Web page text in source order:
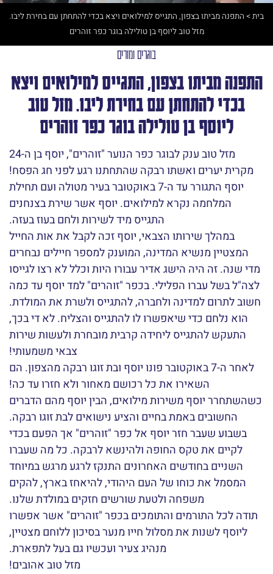
בית> התפנה מביתו בצפון, התגייס למילואים ויצא בכדי להתחתן עם בחירת ליבו.
מזל טוב ליוסף בן טולילה בוגר כפר זוהרים
בוגרים ומורים
התפנה מביתו בצפון, התגייס למילואים ויצא
בכדי להתחתן עם בחירת ליבו. מזל טוב
ליוסף בן טולילה בוגר כפר זוהרים
מזל טוב ענק לבוגר כפר הנוער "זוהרים", יוסף בן ה-24
מקרית יערים ואשתו רבקה שהתחתנו רגע לפני חג הפסח!
יוסף התגורר עד ה-7 באוקטובר בעיר מטולה ועם תחילת
המלחמה נקרא למילואים. יוסף אשר שירת בצנחנים
התגייס מיד לשירות ולחם בעוז בעזה.
במהלך שירותו הצבאי, יוסף זכה לקבל את אות החייל
המצטיין מנשיא המדינה, המוענק למספר חיילים נבחרים
מדי שנה. זה היה הישג אדיר עבורו היות וכלל לא רצו לגייסו
לצה"ל בשל עברו הפלילי. בכפר "זוהרים" למד יוסף עד כמה
חשוב לתרום למדינה ולחברה, להתגייס ולשרת את המולדת.
הוא נלחם כדי שיאפשרו לו להתגייס והצליח. לא די בכך,
התעקש להתגייס ליחידה קרבית מובחרת ולעשות שירות
צבאי משמעותי!
לאחר ה-7 באוקטובר פונו יוסף ובת זוגו רבקה מהצפון. הם
השאירו את כל רכושם מאחור ולא חזרו עד כה!
כשהשתחרר יוסף משירות מילואים, הבין יוסף מהם הדברים
החשובים באמת בחיים והציע נישואים לבת זוגו רבקה.
בשבוע שעבר חזר יוסף אל כפר "זוהרים" אך הפעם בכדי
לקיים את טקס החופה ולהינשא לרבקה. כל מה שעברו
השניים בחודשים האחרונים התנקז לרגע מרגש במיוחד
המסמל את כוחו של העם היהודי, להיאחז בארץ, להקים
משפחה ולטעת שורשים חזקים במולדת שלנו.
תודה לכל התורמים והתומכים בכפר "זוהרים" אשר אפשרו
ליוסף לשנות את מסלול חייו מנער בסיכון ללוחם מצטיין,
מנהיג צעיר ועכשיו גם בעל לתפארת.
מזל טוב אהובים!